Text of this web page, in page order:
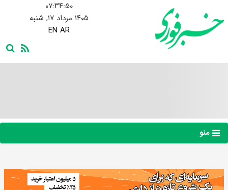
۰۷:۳۴:۵۱
۱۴۰۵ مرداد ۱۷, شنبه
EN AR
منو